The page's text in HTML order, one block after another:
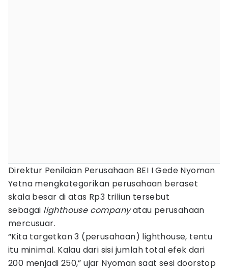
Direktur Penilaian Perusahaan BEI I Gede Nyoman
Yetna mengkategorikan perusahaan beraset
skala besar di atas Rp3 triliun tersebut
sebagai lighthouse companyatau perusahaan
mercusuar.
“Kita targetkan 3 (perusahaan) lighthouse, tentu
itu minimal. Kalau dari sisi jumlah total efek dari
200 menjadi 250,” ujar Nyoman saat sesi doorstop